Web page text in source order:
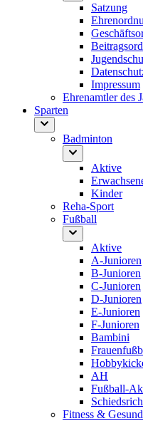
Satzung
Impressum
Ehrenamtler des
Sparten
Badminton
Aktive
Kinder
Reha-Sport
Fußball
Aktive
A-Junioren
B-Junioren
C-Junioren
D-Junioren
E-Junioren
F-Junioren
Bambini
AH
Fußball-
Fitness &